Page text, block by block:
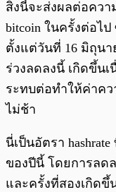
สิ่งนี้จะส่งผลต่อควา
bitcoin ในครั้งต่อไ
ตั้งแต่วันที่ 16 มิถุนา
ร่วงลดลงนี้ เกิดขึ้น
ระทบต่อทำให้ค่าค
ไม่ช้า
นี่เป็นอัตรา
ของปีนี้ โดยการลด
และครั้งที่สองเกิดขึ้